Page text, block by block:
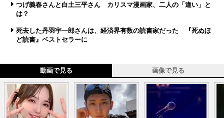
つげ義春さんと白土三平さん カリスマ漫画家、二人の「違い」と
は？
死去した丹羽宇一郎さんは、経済界有数の読書家だった 『死ぬほ
ど読書』ベストセラーに
動画で見る 画像で見る